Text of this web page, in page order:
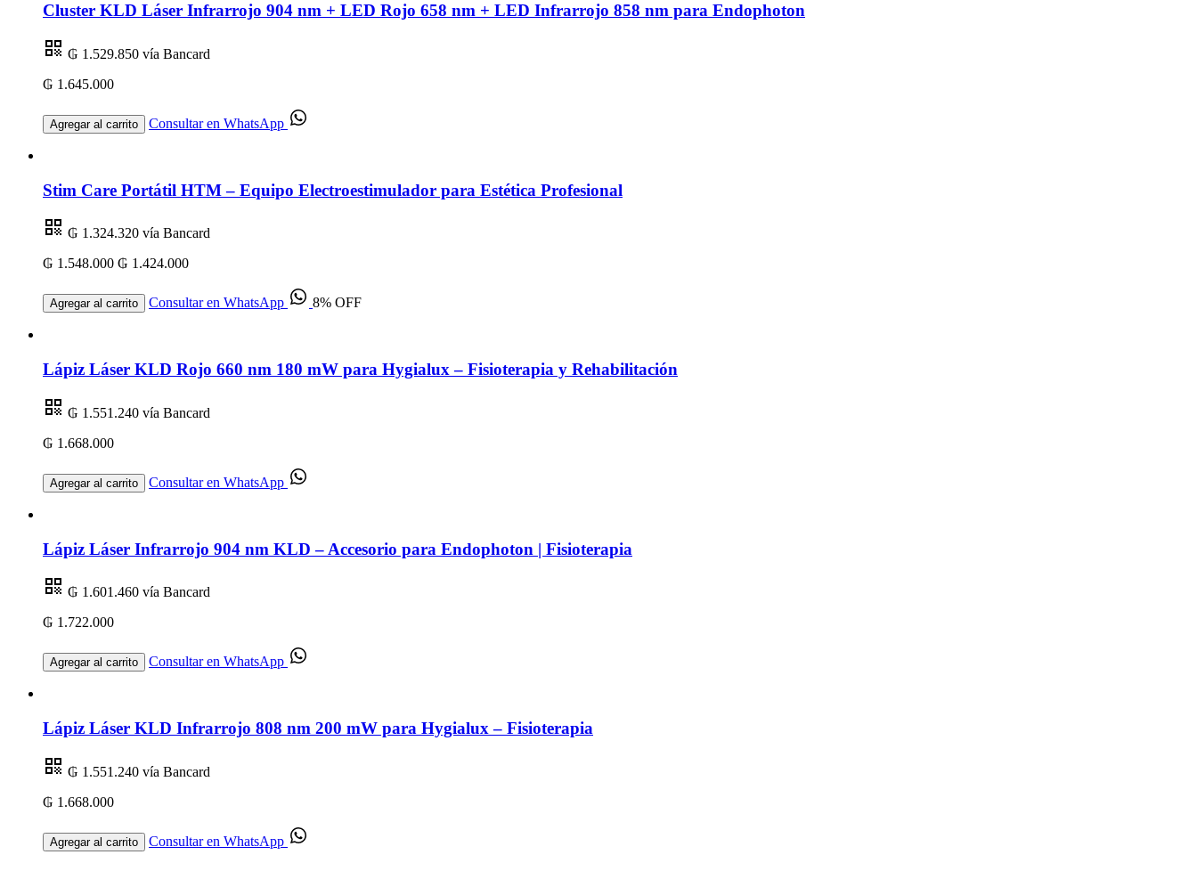
Cluster KLD Láser Infrarrojo 904 nm + LED Rojo 658 nm + LED Infrarrojo 858 nm para Endophoton
₲ 1.529.850 vía Bancard
₲ 1.645.000
Agregar al carrito Consultar en WhatsApp
Stim Care Portátil HTM – Equipo Electroestimulador para Estética Profesional
₲ 1.324.320 vía Bancard
₲ 1.548.000 ₲ 1.424.000
Agregar al carrito Consultar en WhatsApp 8% OFF
Lápiz Láser KLD Rojo 660 nm 180 mW para Hygialux – Fisioterapia y Rehabilitación
₲ 1.551.240 vía Bancard
₲ 1.668.000
Agregar al carrito Consultar en WhatsApp
Lápiz Láser Infrarrojo 904 nm KLD – Accesorio para Endophoton | Fisioterapia
₲ 1.601.460 vía Bancard
₲ 1.722.000
Agregar al carrito Consultar en WhatsApp
Lápiz Láser KLD Infrarrojo 808 nm 200 mW para Hygialux – Fisioterapia
₲ 1.551.240 vía Bancard
₲ 1.668.000
Agregar al carrito Consultar en WhatsApp